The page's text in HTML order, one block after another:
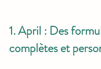
1. April : Des
complètes et